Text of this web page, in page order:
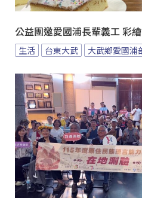
公益團邀愛國浦長輩義工 彩
生活 台東大武 大武鄉愛國浦